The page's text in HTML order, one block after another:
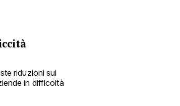
riduzioni sui
in difficoltà